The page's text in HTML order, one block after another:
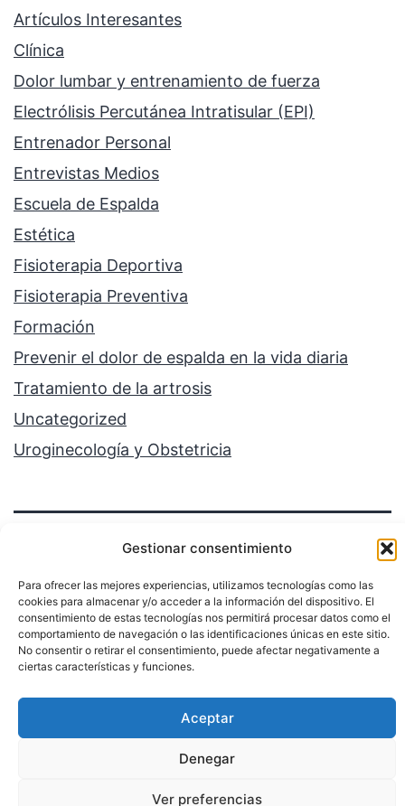
Gestionar consentimiento
Para ofrecer las mejores experiencias, utilizamos tecnologías como las
cookies para almacenar y/o acceder a la información del dispositivo. El
consentimiento de estas tecnologías nos permitirá procesar datos como el
comportamiento de navegación o las identificaciones únicas en este sitio.
No consentir o retirar el consentimiento, puede afectar negativamente a
ciertas características y funciones.
Aceptar
Denegar
Ver preferencias
Artículos Interesantes
Clínica
Dolor lumbar y entrenamiento de fuerza
Electrólisis Percutánea Intratisular (EPI)
Entrenador Personal
Entrevistas Medios
Escuela de Espalda
Estética
Fisioterapia Deportiva
Fisioterapia Preventiva
Formación
Prevenir el dolor de espalda en la vida diaria
Tratamiento de la artrosis
Uncategorized
Uroginecología y Obstetricia
Política de privacidad
Funciona gracias aWordPress.